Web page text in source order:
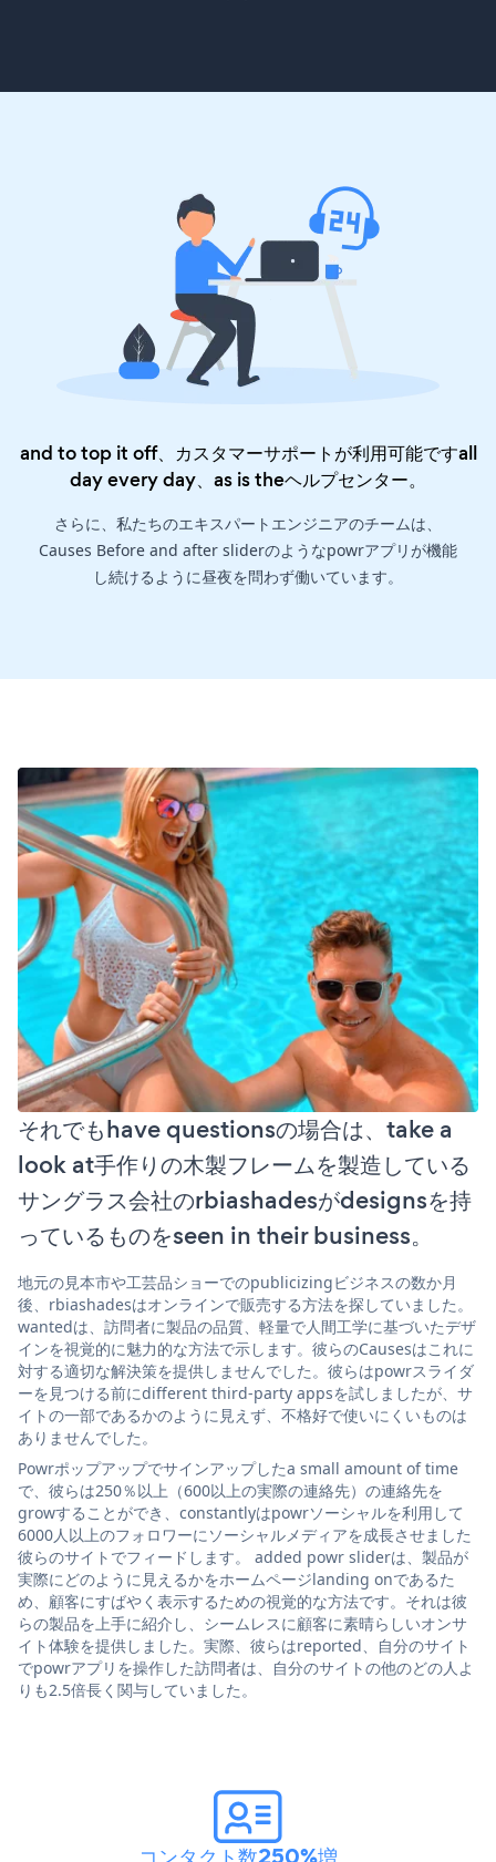
and to top it off、カスタマーサポートが利用可能ですall
day every day、as is theヘルプセンター。
さらに、私たちのエキスパートエンジニアのチームは、
Causes Before and after sliderのようなpowrアプリが機能
し続けるように昼夜を問わず働いています。
それでもhave questionsの場合は、take a
look at手作りの木製フレームを製造している
サングラス会社のrbiashadesがdesignsを持
っているものをseen in their business。
地元の見本市や工芸品ショーでのpublicizingビジネスの数か月
後、rbiashadesはオンラインで販売する方法を探していました。
wantedは、訪問者に製品の品質、軽量で人間工学に基づいたデザ
インを視覚的に魅力的な方法で示します。彼らのCausesはこれに
対する適切な解決策を提供しませんでした。彼らはpowrスライダ
ーを見つける前にdifferent third-party appsを試しましたが、サ
イトの一部であるかのように見えず、不格好で使いにくいものは
ありませんでした。
Powrポップアップでサインアップしたa small amount of time
で、彼らは250％以上（600以上の実際の連絡先）の連絡先を
growすることができ、constantlyはpowrソーシャルを利用して
6000人以上のフォロワーにソーシャルメディアを成長させました
彼らのサイトでフィードします。 added powr sliderは、製品が
実際にどのように見えるかをホームページlanding onであるた
め、顧客にすばやく表示するための視覚的な方法です。それは彼
らの製品を上手に紹介し、シームレスに顧客に素晴らしいオンサ
イト体験を提供しました。実際、彼らはreported、自分のサイト
でpowrアプリを操作した訪問者は、自分のサイトの他のどの人よ
りも2.5倍長く関与していました。